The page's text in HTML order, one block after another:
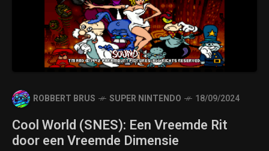
ROBBERT BRUS SUPER NINTENDO 18/09/2024
Cool World (SNES): Een Vreemde Rit
door een Vreemde Dimensie